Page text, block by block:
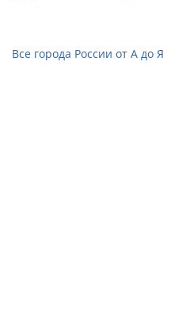
Все города России от А до Я